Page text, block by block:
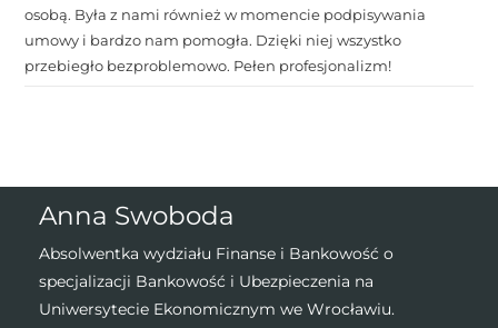
osobą. Była z nami również w momencie podpisywania
umowy i bardzo nam pomogła. Dzięki niej wszystko
przebiegło bezproblemowo. Pełen profesjonalizm!
Anna Swoboda
Absolwentka wydziału Finanse i Bankowość o
specjalizacji Bankowość i Ubezpieczenia na
Uniwersytecie Ekonomicznym we Wrocławiu.